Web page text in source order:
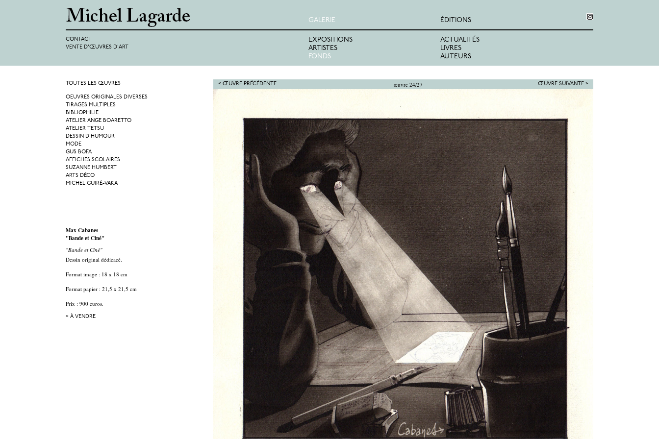
GALERIE
EXPOSITIONS
ARTISTES
FONDS
ÉDITIONS
ACTUALITÉS
LIVRES
AUTEURS
CONTACT
VENTE D'ŒUVRES D'ART
œuvre 24/27
< ŒUVRE PRÉCÉDENTE ŒUVRE SUIVANTE >
TOUTES LES ŒUVRES
OEUVRES ORIGINALES DIVERSES
TIRAGES MULTIPLES
BIBLIOPHILIE
ATELIER ANGE BOARETTO
ATELIER TETSU
DESSIN D'HUMOUR
MODE
GUS BOFA
AFFICHES SCOLAIRES
SUZANNE HUMBERT
ARTS DÉCO
MICHEL GUIRÉ-VAKA
Max Cabanes
"Bande et Ciné"
"Bande et Ciné"
Dessin original dédicacé.
Format image : 18 x 18 cm
Format papier : 21,5 x 21,5 cm
Prix : 900 euros.
> À VENDRE